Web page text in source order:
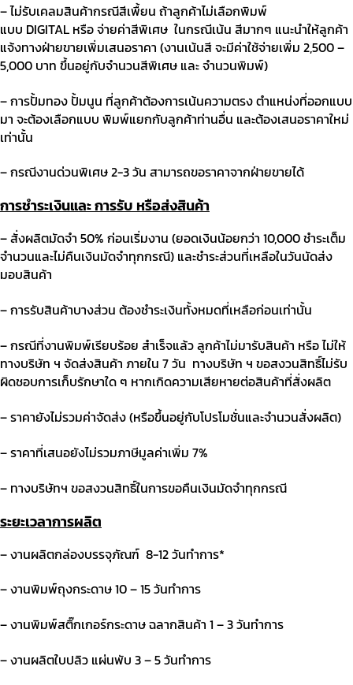
– ไม่รับเคลมสินค้ากรณีสีเพื้ยน ถ้าลูกค้าไม่เลือกพิมพ์
แบบ DIGITAL หรือ จ่ายค่าสีพิเศษ ในกรณีเน้น สีมากๆ แนะนำให้ลูกค้า
แจ้งทางฝ่ายขายเพิ่มเสนอราคา (งานเน้นสี จะมีค่าใช้จ่ายเพิ่ม 2,500 –
5,000 บาท ขึ้นอยู่กับจำนวนสีพิเศษ และ จำนวนพิมพ์)
– การปั้มทอง ปั้มนูน ที่ลูกค้าต้องการเน้นความตรง ตำแหน่งที่ออกแบบ
มา จะต้องเลือกแบบ พิมพ์แยกกับลูกค้าท่านอื่น และต้องเสนอราคาใหม่
เท่านั้น
– กรณีงานด่วนพิเศษ2-3วัน สามารถขอราคาจากฝ่ายขายได้
การชำระเงินและการรับ หรือส่งสินค้า
– สั่งผลิตมัดจำ 50% ก่อนเริ่มงาน (ยอดเงินน้อยกว่า 10,000ชำระเต็ม
จำนวนและไม่คืนเงินมัดจำทุกกรณี) และชำระส่วนที่เหลือในวันนัดส่ง
มอบสินค้า
– การรับสินค้าบางส่วน ต้องชำระเงินทั้งหมดที่เหลือก่อนเท่านั้น
– กรณีที่งานพิมพ์เรียบร้อย สำเร็จแล้ว ลูกค้าไม่มารับสินค้า หรือ ไม่ให้
ทางบริษัท ฯ จัดส่งสินค้า ภายใน 7วัน ทางบริษัท ฯ ขอสงวนสิทธิ์ไม่รับ
ผิดชอบการเก็บรักษาใด ๆ หากเกิดความเสียหายต่อสินค้าที่สั่งผลิต
– ราคายังไม่รวมค่าจัดส่ง(หรือขึ้นอยู่กับโปรโมชั่นและจำนวนสั่งผลิต)
– ราคาที่เสนอยังไม่รวมภาษีมูลค่าเพิ่ม 7%
– ทางบริษัทฯ ขอสงวนสิทธิ์ในการขอคืนเงินมัดจำทุกกรณี
ระยะเวลาการผลิต
– งานผลิตกล่องบรรจุภัณฑ์ 8-12วันทำการ*
– งานพิมพ์ถุงกระดาษ10 – 15วันทำการ
– งานพิมพ์สติ๊กเกอร์กระดาษ ฉลากสินค้า 1 – 3วันทำการ
– งานผลิตใบปลิว แผ่นพับ 3 – 5วันทำการ